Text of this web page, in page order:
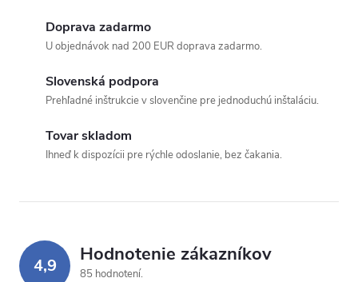
Doprava zadarmo
U objednávok nad 200 EUR doprava zadarmo.
Slovenská podpora
Prehľadné inštrukcie v slovenčine pre jednoduchú inštaláciu.
Tovar skladom
Ihneď k dispozícii pre rýchle odoslanie, bez čakania.
4,9 Hodnotenie zákazníkov
85 hodnotení